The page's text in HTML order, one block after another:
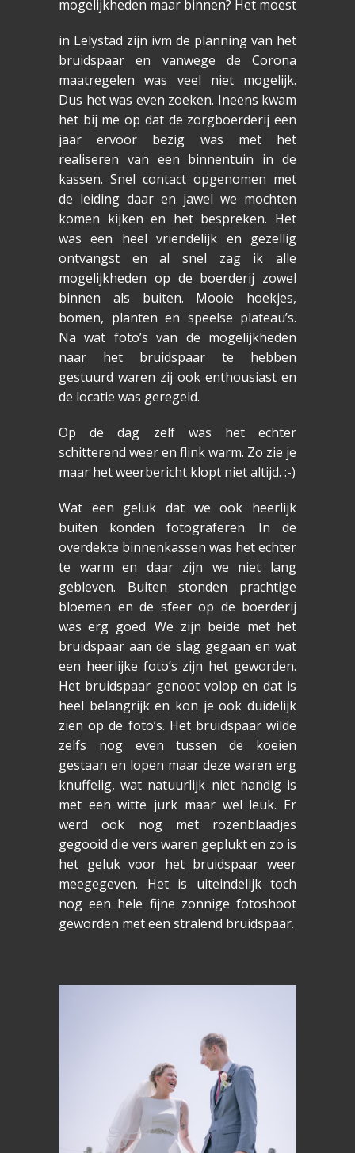
mogelijkheden maar binnen? Het moest
in Lelystad zijn ivm de planning van het
bruidspaar en vanwege de Corona
maatregelen was veel niet mogelijk.
Dus het was even zoeken. Ineens kwam
het bij me op dat de zorgboerderij een
jaar ervoor bezig was met het
realiseren van een binnentuin in de
kassen. Snel contact opgenomen met
de leiding daar en jawel we mochten
komen kijken en het bespreken. Het
was een heel vriendelijk en gezellig
ontvangst en al snel zag ik alle
mogelijkheden op de boerderij zowel
binnen als buiten. Mooie hoekjes,
bomen, planten en speelse plateau’s.
Na wat foto’s van de mogelijkheden
naar het bruidspaar te hebben
gestuurd waren zij ook enthousiast en
de locatie was geregeld.
Op de dag zelf was het echter
schitterend weer en flink warm. Zo zie je
maar het weerbericht klopt niet altijd. :-)
Wat een geluk dat we ook heerlijk
buiten konden fotograferen. In de
overdekte binnenkassen was het echter
te warm en daar zijn we niet lang
gebleven. Buiten stonden prachtige
bloemen en de sfeer op de boerderij
was erg goed. We zijn beide met het
bruidspaar aan de slag gegaan en wat
een heerlijke foto’s zijn het geworden.
Het bruidspaar genoot volop en dat is
heel belangrijk en kon je ook duidelijk
zien op de foto’s. Het bruidspaar wilde
zelfs nog even tussen de koeien
gestaan en lopen maar deze waren erg
knuffelig, wat natuurlijk niet handig is
met een witte jurk maar wel leuk. Er
werd ook nog met rozenblaadjes
gegooid die vers waren geplukt en zo is
het geluk voor het bruidspaar weer
meegegeven. Het is uiteindelijk toch
nog een hele fijne zonnige fotoshoot
geworden met een stralend bruidspaar.